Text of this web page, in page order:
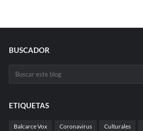
BUSCADOR
ETIQUETAS
Balcarce Vox Coronavirus Culturales